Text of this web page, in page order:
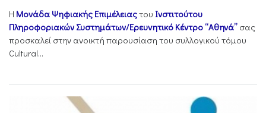
Η Μονάδα Ψηφιακής Επιμέλειαςτου Ινστιτούτου
Πληροφοριακών Συστημάτων/Ερευνητικό Κέντρο “Αθηνά” σας
προσκαλεί στην ανοικτή παρουσίαση του συλλογικού τόμου
Cultural...